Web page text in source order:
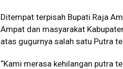
Ditempat terpisah Bupati Raja
Ampat dan masyarakat
atas gugurnya salah satu Putra
“Kami merasa kehilangan putra